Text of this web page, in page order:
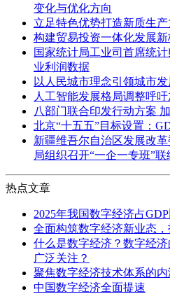
变化与优化方向
立足特色优势打造新质生
构建贸易投资一体化发展新
国家统计局工业司首席统
业利润数据
以人民城市理念引领城市
人工智能发展格局调整呼
八部门联合印发行动方案
北京“十五五”目标设置：
新疆维吾尔自治区发展改
局组织召开“一企一专班”
热点文章
2025年我国数字经济占
全面构筑数字经济新业态
什么是数字经济？数字经
广泛关注？
聚焦数字经济技术体系的
中国数字经济全面提速